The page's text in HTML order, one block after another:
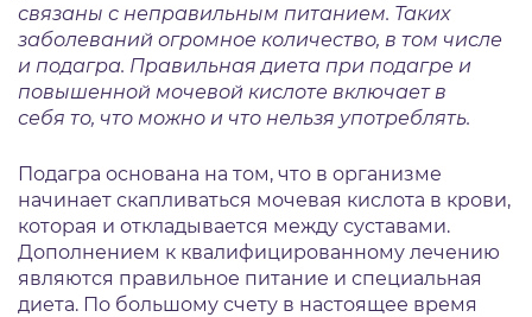
связаны с неправильным питанием. Таких
заболеваний огромное количество, в том числе
и подагра. Правильная диета при подагре и
повышенной мочевой кислоте включает в
себя то, что можно и что нельзя употреблять.
Подагра основана на том, что в организме
начинает скапливаться мочевая кислота в крови,
которая и откладывается между суставами.
Дополнением к квалифицированному лечению
являются правильное питание и специальная
диета. По большому счету в настоящее время